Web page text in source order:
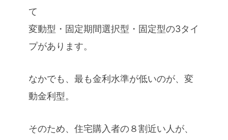
て
変動型・固定期間選択型・固定型の3タイ
プがあります。
なかでも、最も金利水準が低いのが、変
動金利型。
そのため、住宅購入者の８割近い人が、